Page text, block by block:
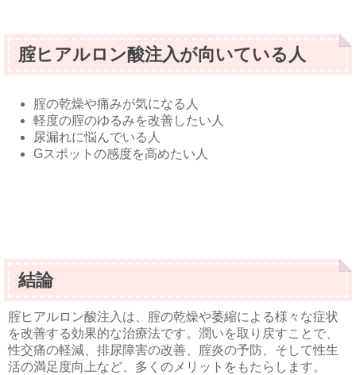
腟ヒアルロン酸注入が向いている人
腟の乾燥や痛みが気になる人
軽度の腟のゆるみを改善したい人
尿漏れに悩んでいる人
Gスポットの感度を高めたい人
結論
腟ヒアルロン酸注入は、腟の乾燥や萎縮による様々な症状
を改善する効果的な治療法です。潤いを取り戻すことで、
性交痛の軽減、排尿障害の改善、腟炎の予防、そして性生
活の満足度向上など、多くのメリットをもたらします。